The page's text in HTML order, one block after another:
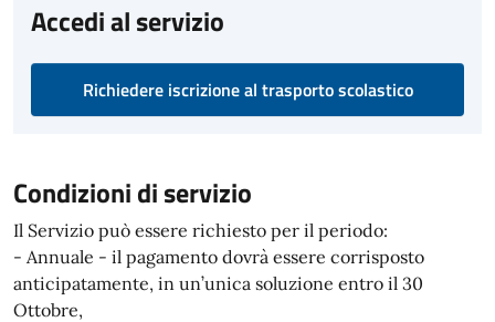
Accedi al servizio
Richiedere iscrizione al trasporto scolastico
Condizioni di servizio
Il Servizio può essere richiesto per il periodo:
- Annuale - il pagamento dovrà essere corrisposto
anticipatamente, in un’unica soluzione entro il 30
Ottobre,